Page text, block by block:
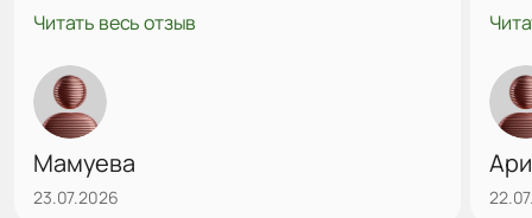
лицу и гармонично смотрелся.Все мои
пожелания были услышаны и воплощены в
жизнь. Сейчас, глядя на себя в зеркало, я
испытываю огромное счастье и полностью
довольна результатом. Спасибо вам
огромное за ваш профессионализм, талант и
внимательное отношение!
Читать весь отзыв
Мамуева
23.07.2026
все